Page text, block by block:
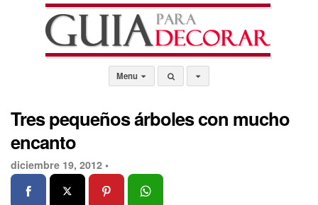
Menu
Tres pequeños árboles con mucho
encanto
diciembre 19, 2012 •